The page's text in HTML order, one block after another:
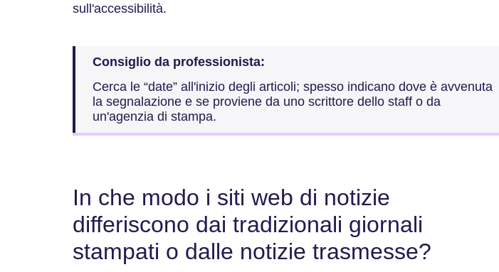
sull'accessibilità.
Consiglio da professionista:
Cerca le “date” all'inizio degli articoli; spesso indicano dove è avvenuta
la segnalazione e se proviene da uno scrittore dello staff o da
un'agenzia di stampa.
In che modo i siti web di notizie
differiscono dai tradizionali giornali
stampati o dalle notizie trasmesse?